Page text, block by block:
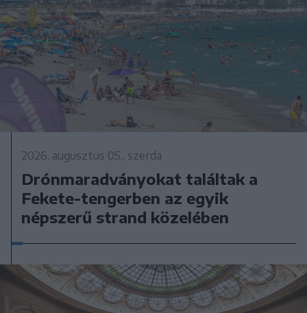
2026. augusztus 05., szerda
Drónmaradványokat találtak a
Fekete-tengerben az egyik
népszerű strand közelében